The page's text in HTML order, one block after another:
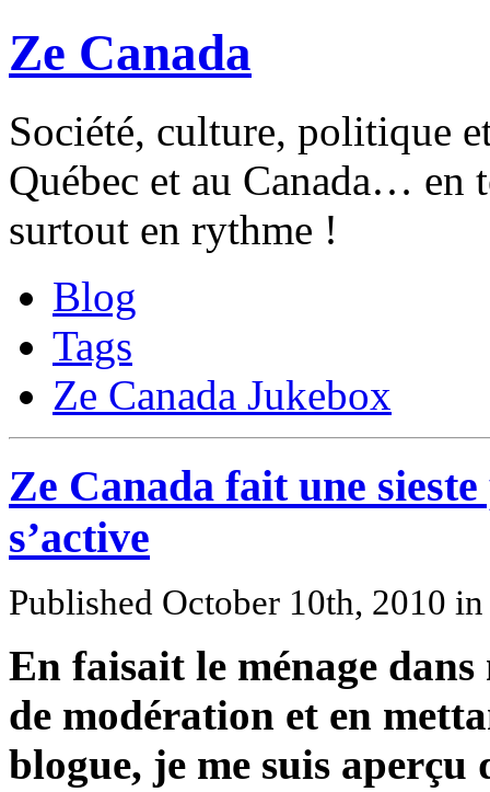
Ze Canada
Société, culture, politique
Québec et au Canada… en
surtout en rythme !
Blog
Tags
Ze Canada Jukebox
Ze Canada fait une
s’active
Published October 10th, 2010
En faisait le ménage
de modération et en
blogue, je me suis aperçu